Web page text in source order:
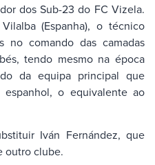
dos Sub-23 do FC Vizela.
(Espanha), o técnico
no comando das camadas
tendo mesmo na época
da equipa principal que
o equivalente ao
Iván Fernández, que
outro clube.